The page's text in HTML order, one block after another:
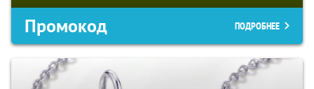
Промокод ПОДРОБНЕЕ